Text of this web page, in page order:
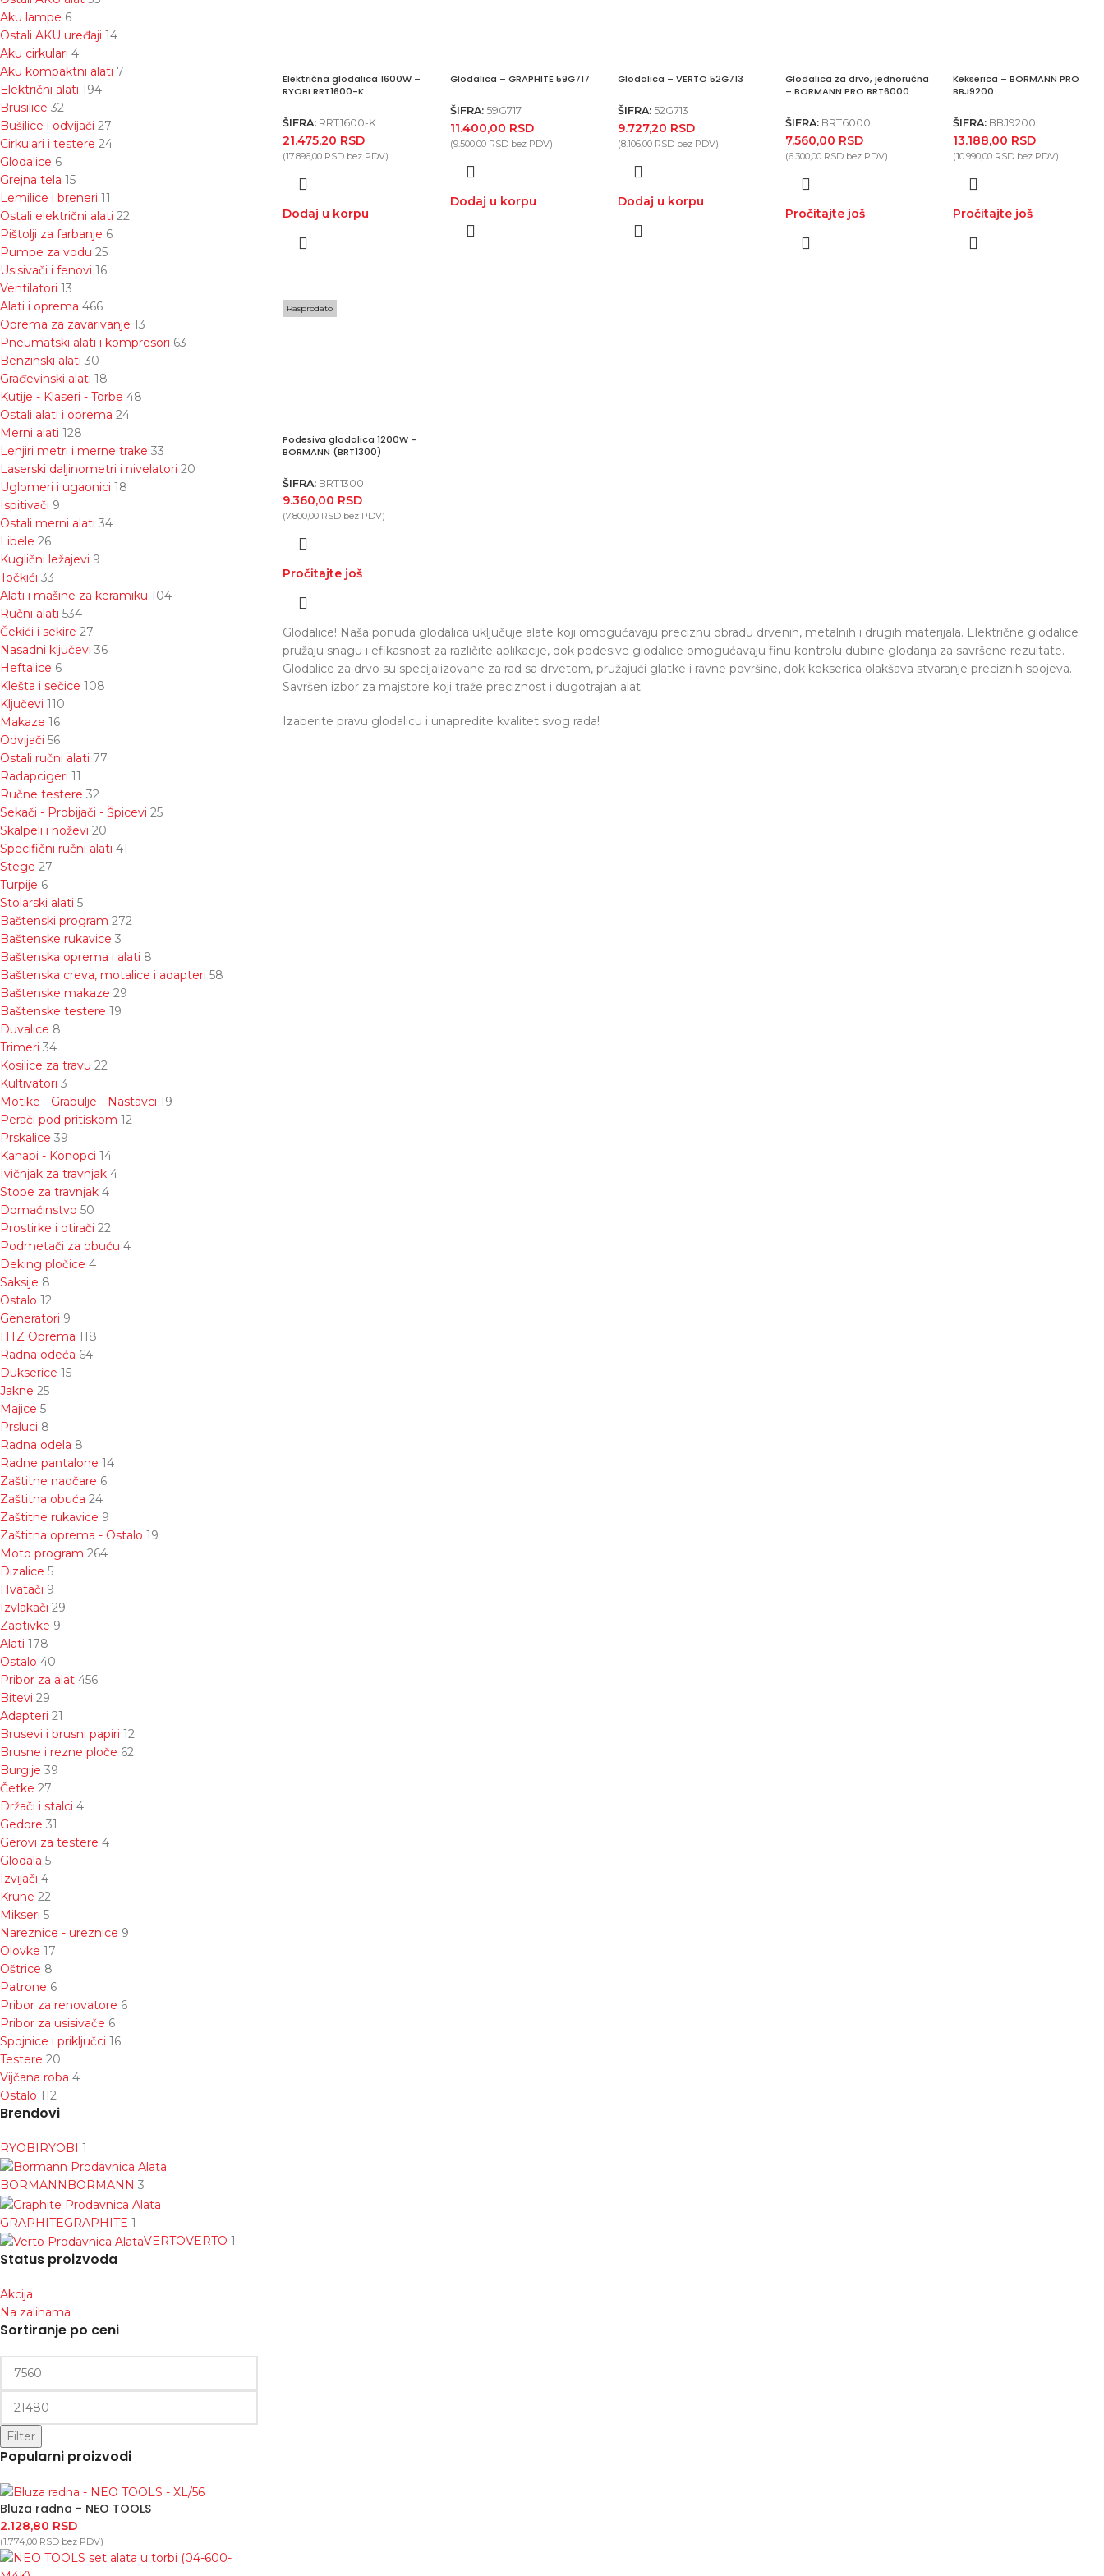
Aku lampe 6
Ostali AKU uređaji 14
Aku cirkulari 4
Aku kompaktni alati 7
Električni alati 194
Brusilice 32
Bušilice i odvijači 27
Cirkulari i testere 24
Glodalice 6
Grejna tela 15
Lemilice i breneri 11
Ostali električni alati 22
Pištolji za farbanje 6
Pumpe za vodu 25
Usisivači i fenovi 16
Ventilatori 13
Alati i oprema 466
Oprema za zavarivanje 13
Pneumatski alati i kompresori 63
Benzinski alati 30
Građevinski alati 18
Kutije - Klaseri - Torbe 48
Ostali alati i oprema 24
Merni alati 128
Lenjiri metri i merne trake 33
Laserski daljinometri i nivelatori 20
Uglomeri i ugaonici 18
Ispitivači 9
Ostali merni alati 34
Libele 26
Kuglični ležajevi 9
Točkići 33
Alati i mašine za keramiku 104
Ručni alati 534
Čekići i sekire 27
Nasadni ključevi 36
Heftalice 6
Klešta i sečice 108
Ključevi 110
Makaze 16
Odvijači 56
Ostali ručni alati 77
Radapcigeri 11
Ručne testere 32
Sekači - Probijači - Špicevi 25
Skalpeli i noževi 20
Specifični ručni alati 41
Stege 27
Turpije 6
Stolarski alati 5
Baštenski program 272
Baštenske rukavice 3
Baštenska oprema i alati 8
Baštenska creva, motalice i adapteri 58
Baštenske makaze 29
Baštenske testere 19
Duvalice 8
Trimeri 34
Kosilice za travu 22
Kultivatori 3
Motike - Grabulje - Nastavci 19
Perači pod pritiskom 12
Prskalice 39
Kanapi - Konopci 14
Ivičnjak za travnjak 4
Stope za travnjak 4
Domaćinstvo 50
Prostirke i otirači 22
Podmetači za obuću 4
Deking pločice 4
Saksije 8
Ostalo 12
Generatori 9
HTZ Oprema 118
Radna odeća 64
Dukserice 15
Jakne 25
Majice 5
Prsluci 8
Radna odela 8
Radne pantalone 14
Zaštitne naočare 6
Zaštitna obuća 24
Zaštitne rukavice 9
Zaštitna oprema - Ostalo 19
Moto program 264
Dizalice 5
Hvatači 9
Izvlakači 29
Zaptivke 9
Alati 178
Ostalo 40
Pribor za alat 456
Bitevi 29
Adapteri 21
Brusevi i brusni papiri 12
Brusne i rezne ploče 62
Burgije 39
Četke 27
Držači i stalci 4
Gedore 31
Gerovi za testere 4
Glodala 5
Izvijači 4
Krune 22
Mikseri 5
Nareznice - ureznice 9
Olovke 17
Oštrice 8
Patrone 6
Pribor za renovatore 6
Pribor za usisivače 6
Spojnice i priključci 16
Testere 20
Vijčana roba 4
Ostalo 112
Brendovi
RYOBI RYOBI 1
BORMANN BORMANN 3
GRAPHITEGRAPHITE 1
VERTOVERTO 1
Status proizvoda
Akcija
Na zalihama
Sortiranje po ceni
Filter
Popularni proizvodi
Bluza radna - NEO TOOLS
2.128,80 RSD
(1.774,00 RSD bez PDV)
Električna glodalica 1600W –
RYOBI RRT1600-K
ŠIFRA: RRT1600-K
21.475,20 RSD
(17.896,00 RSDbez PDV)
Dodaj u korpu
Glodalica – GRAPHITE 59G717
ŠIFRA: 59G717
11.400,00 RSD
(9.500,00 RSDbez PDV)
Dodaj u korpu
Glodalica – VERTO 52G713
ŠIFRA: 52G713
9.727,20 RSD
(8.106,00 RSDbez PDV)
Dodaj u korpu
Glodalica za drvo, jednoručna
– BORMANN PRO BRT6000
ŠIFRA: BRT6000
7.560,00 RSD
(6.300,00 RSDbez PDV)
Pročitajte još
Kekserica – BORMANN PRO
BBJ9200
ŠIFRA: BBJ9200
13.188,00 RSD
(10.990,00 RSDbez PDV)
Pročitajte još
Rasprodato
Podesiva glodalica 1200W –
BORMANN (BRT1300)
ŠIFRA: BRT1300
9.360,00 RSD
(7.800,00 RSDbez PDV)
Pročitajte još
Glodalice! Naša ponuda glodalica uključuje alate koji omogućavaju preciznu obradu drvenih, metalnih i drugih materijala. Električne glodalice
pružaju snagu i efikasnost za različite aplikacije, dok podesive glodalice omogućavaju finu kontrolu dubine glodanja za savršene rezultate.
Glodalice za drvo su specijalizovane za rad sa drvetom, pružajući glatke i ravne površine, dok kekserica olakšava stvaranje preciznih spojeva.
Savršen izbor za majstore koji traže preciznost i dugotrajan alat.
Izaberite pravu glodalicu i unapredite kvalitet svog rada!